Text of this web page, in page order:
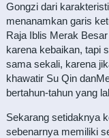
Gongzi dari
menanamkan garis
Raja Iblis Merak
karena kebaikan, tapi
sama sekali, karena
khawatir Su Qin
bertahun-tahun yang
Sekarang setidaknya
sebenarnya memiliki